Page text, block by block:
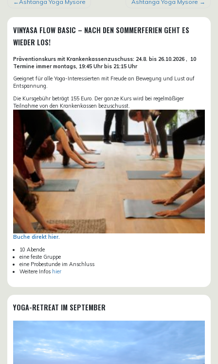
Ashtanga Yoga Mysore Ashtanga Yoga Mysore
VINYASA FLOW BASIC – NACH DEN SOMMERFERIEN GEHT ES
WIEDER LOS!
Präventionskurs mit Krankenkassenzuschuss: 24.8. bis 26.10.2026 , 10
Termine immer montags, 19:45 Uhr bis 21:15 Uhr
Geeignet für alle Yoga-Interessierten mit Freude an Bewegung und Lust auf
Entspannung.
Die Kursgebühr beträgt 155 Euro. Der ganze Kurs wird bei regelmäßiger
Teilnahme von den Krankenkassen bezuschusst.
Buche direkt hier.
10 Abende
eine feste Gruppe
eine Probestunde im Anschluss
Weitere Infos hier
YOGA-RETREAT IM SEPTEMBER